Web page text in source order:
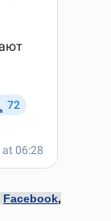
Facebook,